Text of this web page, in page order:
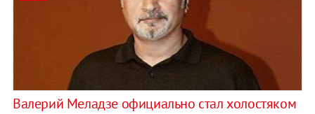
Валерий Меладзе официально стал холостяком